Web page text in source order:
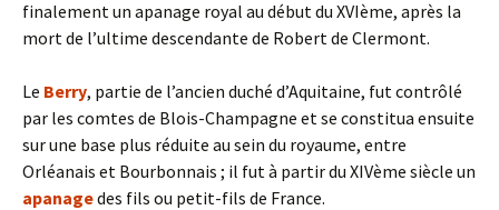
finalement un apanage royal au début du XVIème, après la
mort de l’ultime descendante de Robert de Clermont.
Le Berry, partie de l’ancien duché d’Aquitaine, fut contrôlé
par les comtes de Blois-Champagne et se constitua ensuite
sur une base plus réduite au sein du royaume, entre
Orléanais et Bourbonnais ; il fut à partir du XIVème siècle un
apanagedes fils ou petit-fils de France.